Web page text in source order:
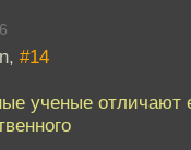
#14
ученые отличают